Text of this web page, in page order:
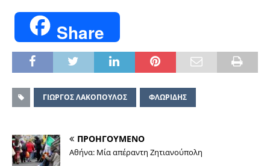
Share
ΓΙΩΡΓΟΣ ΛΑΚΟΠΟΥΛΟΣ ΦΛΩΡΙΔΗΣ
ΠΡΟΗΓΟΥΜΕΝΟ
Αθήνα: Μία απέραντη Ζητιανούπολη